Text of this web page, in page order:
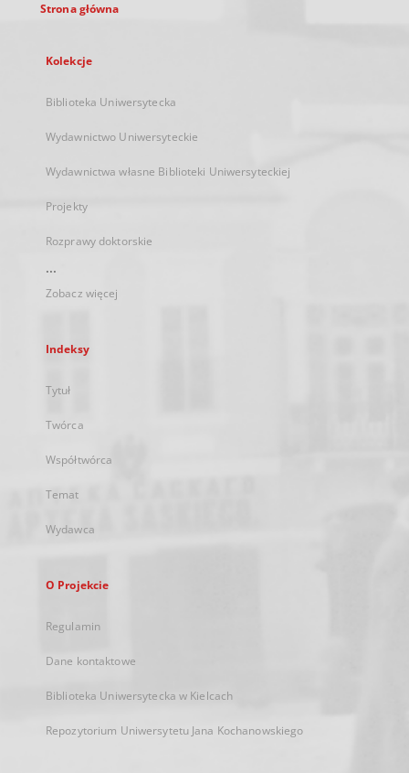
Strona główna
Kolekcje
Biblioteka Uniwersytecka
Wydawnictwo Uniwersyteckie
Wydawnictwa własne Biblioteki Uniwersyteckiej
Projekty
Rozprawy doktorskie
...
Zobacz więcej
Indeksy
Tytuł
Twórca
Współtwórca
Temat
Wydawca
O Projekcie
Regulamin
Dane kontaktowe
Biblioteka Uniwersytecka w Kielcach
Repozytorium Uniwersytetu Jana Kochanowskiego